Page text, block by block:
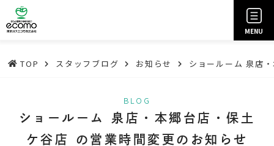
MENU
TOP スタッフブログ お知らせ ショールーム 泉店
BLOG
ショールーム 泉店・本郷台店・保土
ケ谷店 の営業時間変更のお知らせ